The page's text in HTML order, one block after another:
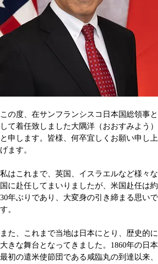
この度、在サンフランシスコ日本国総領事と
して着任致しました大隅洋（おおすみよう）
と申します。皆様、何卒宜しくお願い申し上
げます。
私はこれまで、英国、イスラエルなど様々な
国に赴任してまいりましたが、米国赴任は約
30年ぶりであり、大変身の引き締まる思いで
す。
また、これまで当地は日本にとり、歴史的に
大きな舞台となってきました。1860年の日本
最初の遣米使節団である咸臨丸の到達以来、